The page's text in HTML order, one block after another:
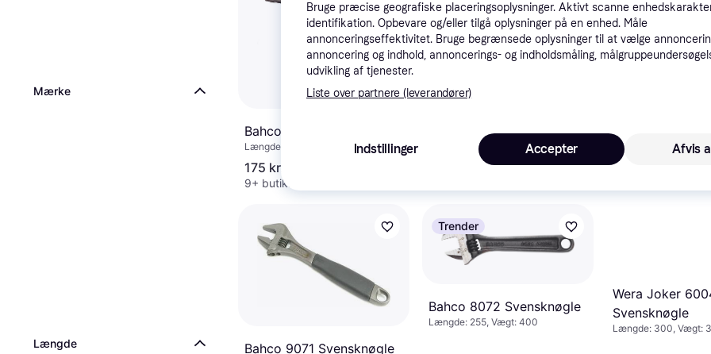
Mærke
Længde
Bahco 8071 Svensknøgle
Længde: 205, Vægt: 255
175 kr.
9+ butikker
Bahco 9035 Svensknøgle
Eller 131 kr./md.
Bahco 8073
Længde: 305, Vægt:
317 kr.
Eller 106 kr./md.
Bahco 9071 Svensknøgle
Trender
Bahco 8072 Svensknøgle
Længde: 255, Vægt: 400
Wera Joker
Svensknøgle
Længde: 300, Vægt:
Bruge præcise geografiske placeringsoplysninger. Aktivt scanne
identifikation. Opbevare og/eller tilgå oplysninger på en enhed. Måle
annonceringseffektivitet. Bruge begrænsede oplysninger til at vælge
annoncering og indhold, annoncerings- og indholdsmåling,
udvikling af tjenester.
Liste over partnere (leverandører)
Indstillinger Afvis
Accepter